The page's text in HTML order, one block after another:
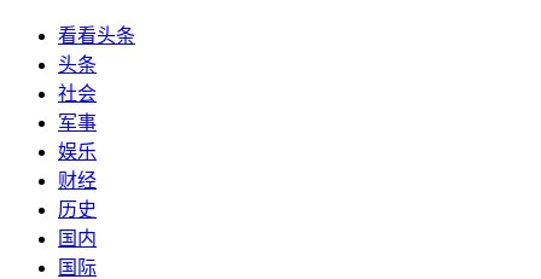
看看头条
头条
社会
军事
娱乐
财经
历史
国内
国际